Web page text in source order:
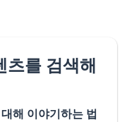
츠를 검색해
해 이야기하는 법